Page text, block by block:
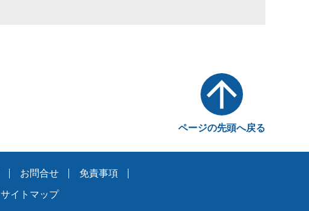
ページの先頭へ戻る
お問合せ 免責事項
サイトマップ